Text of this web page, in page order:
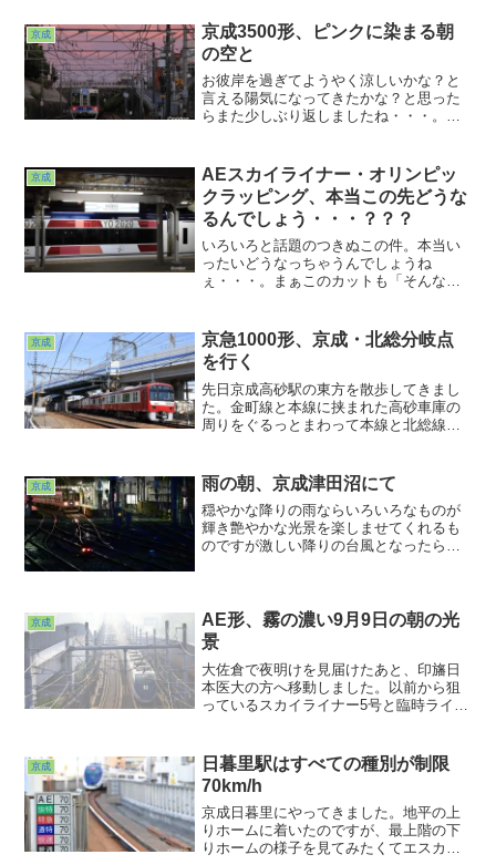
京成
京成3500形、ピンクに染まる朝
の空と
お彼岸を過ぎてようやく涼しいかな？と
言える陽気になってきたかな？と思った
らまた少しぶり返しましたね・・・。気
京成
AEスカイライナー・オリンピッ
クラッピング、本当この先どうな
るんでしょう・・・？？？
いろいろと話題のつきぬこの件。本当い
ったいどうなっちゃうんでしょうね
ぇ・・・。まぁこのカットも「そんなの
っそり楽しむもの。やたらと群れない方
がよろしいようで。
京成
京急1000形、京成・北総分岐点
を行く
先日京成高砂駅の東方を散歩してきまし
た。金町線と本線に挟まれた高砂車庫の
周りをぐるっとまわって本線と北総線の
は京急からの乗り入れ車1000形でした。
行き先を見ると遠路佐倉まで直通するよ
うですね。
京成 雨の朝、京成津田沼にて
穏やかな降りの雨ならいろいろなものが
輝き艶やかな光景を楽しませてくれるも
のですが激しい降りの台風となったら話
少ないことに気づきました...
京成
AE形、霧の濃い9月9日の朝の光
景
大佐倉で夜明けを見届けたあと、印旛日
本医大の方へ移動しました。以前から狙
っているスカイライナー5号と臨時ライナ
すれ違ってくれませんねぇ・・・。
京成
日暮里駅はすべての種別が制限
70km/h
京成日暮里にやってきました。地平の上
りホームに着いたのですが、最上階の下
りホームの様子を見てみたくてエスカレ